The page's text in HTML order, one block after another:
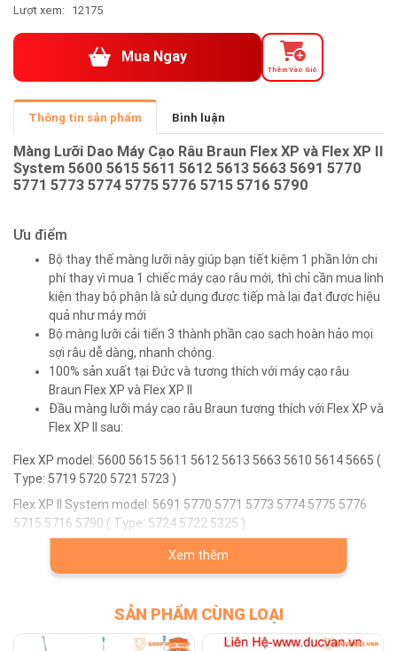
Lượt xem: 12175
Mua Ngay
Thêm Vào Giỏ
Thông tin sản phẩm Bình luận
Màng Lưỡi Dao Máy Cạo Râu Braun Flex XP và Flex XP II
System 5600 5615 5611 5612 5613 5663 5691 5770
5771 5773 5774 5775 5776 5715 5716 5790
Ưu điểm
Bộ thay thế màng lưỡi này giúp bạn tiết kiệm 1 phần lớn chi
phí thay vì mua 1 chiếc máy cạo râu mới, thì chỉ cần mua linh
kiện thay bộ phận là sử dụng được tiếp mà lại đạt được hiệu
quả như máy mới
Bộ màng lưỡi cải tiến 3 thành phần cạo sạch hoàn hảo mọi
sợi râu dễ dàng, nhanh chóng.
100% sản xuất tại Đức và tương thích với máy cạo râu
Braun Flex XP và Flex XP II
Đầu màng lưỡi máy cạo râu Braun tương thích với Flex XP và
Flex XP II sau:
Flex XP model: 5600 5615 5611 5612 5613 5663 5610 5614 5665 (
Type: 5719 5720 5721 5723 )
Flex XP II System model: 5691 5770 5771 5773 5774 5775 5776
5715 5716 5790 ( Type: 5724 5722 5325 )
Dễ dàng tháo lắp, thay mới
Đây là sự lựa chọn tốt giải quyết vấn đề linh kiện bị hư hỏng.
khuyến nghị thay đầu màng lưỡi cạo râu mỗi 18 tháng / lần.
Xem thêm
SẢN PHẨM CÙNG LOẠI